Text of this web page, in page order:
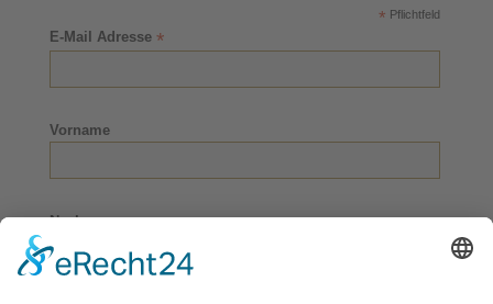
* Pflichtfeld
E-Mail Adresse*
Vorname
Nachname